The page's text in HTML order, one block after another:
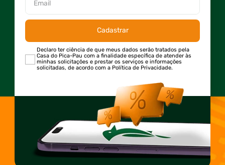
Cadastrar
Declaro ter ciência de que meus dados serão tratados pela
Casa do Pica-Pau com a finalidade específica de atender às
minhas solicitações e prestar os serviços e informações
solicitadas, de acordo com a Política de Privacidade.